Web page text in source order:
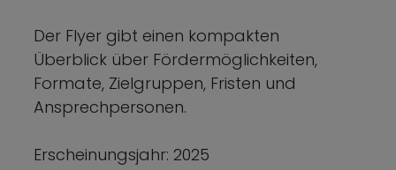
Der Flyer gibt einen kompakten
Überblick über Fördermöglichkeiten,
Formate, Zielgruppen, Fristen und
Ansprechpersonen.
Erscheinungsjahr: 2025